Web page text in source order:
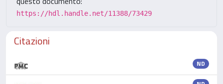
https://hdl.handle.net/11388/73429
Citazioni
ND